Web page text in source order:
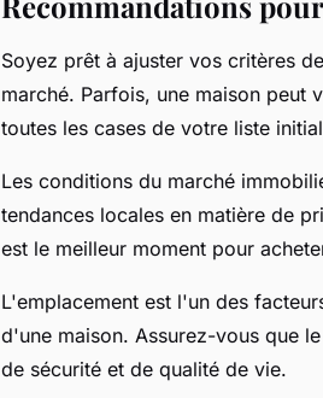
Soyez prêt à ajuster vos critères
marché. Parfois, une maison peut
toutes les cases de votre liste
Les conditions du marché
tendances locales en matière de
est le meilleur moment pour
L'emplacement est l'un des
d'une maison. Assurez-vous que
de sécurité et de qualité de vie.